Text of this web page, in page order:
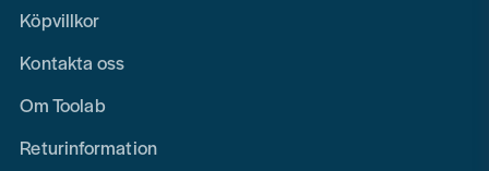
Köpvillkor
Kontakta oss
Om Toolab
Returinformation